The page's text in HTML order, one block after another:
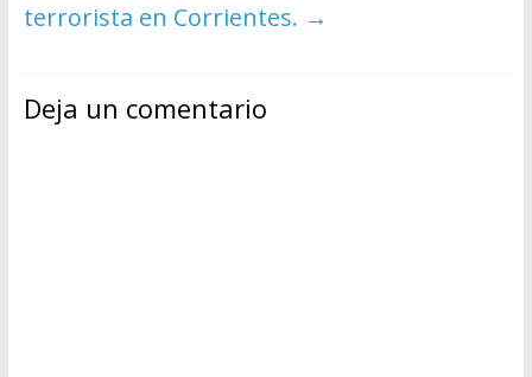
terrorista en Corrientes. →
Deja un comentario